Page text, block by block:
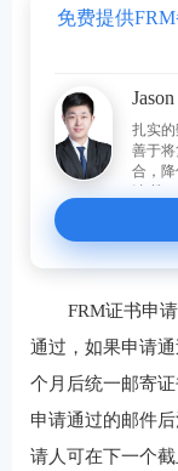
免费提供
扎实的
善于
合，降
清晰
FRM证书申
通过，如果申请
个月后统一邮寄
申请通过的邮件
请人可在下一个